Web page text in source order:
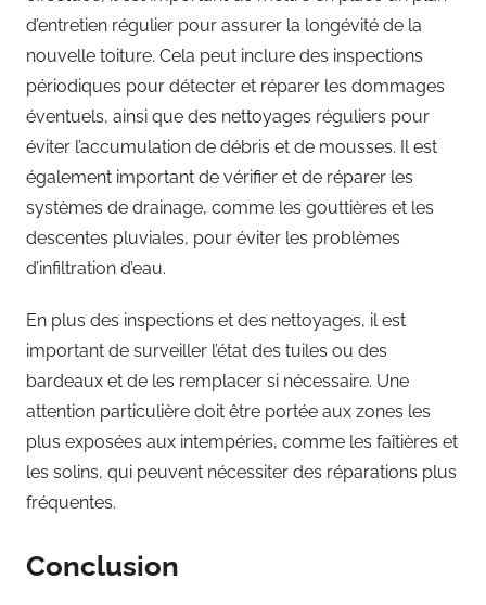
d’entretien régulier pour assurer la longévité de la
nouvelle toiture. Cela peut inclure des inspections
périodiques pour détecter et réparer les dommages
éventuels, ainsi que des nettoyages réguliers pour
éviter l’accumulation de débris et de mousses. Il est
également important de vérifier et de réparer les
systèmes de drainage, comme les gouttières et les
descentes pluviales, pour éviter les problèmes
d’infiltration d’eau.
En plus des inspections et des nettoyages, il est
important de surveiller l’état des tuiles ou des
bardeaux et de les remplacer si nécessaire. Une
attention particulière doit être portée aux zones les
plus exposées aux intempéries, comme les faîtières et
les solins, qui peuvent nécessiter des réparations plus
fréquentes.
Conclusion